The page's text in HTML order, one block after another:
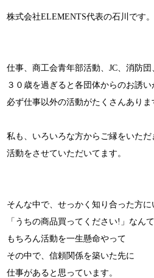
株式会社ELEMENTS代表の石川です。
仕事、商工会青年部活動、JC、消防団
３０歳を過ぎると各団体からのお誘い
必ず仕事以外の活動がたくさんありま
私も、いろいろな方からご縁をいただ
活動をさせていただいてます。
そんな中で、せっかく知り合った方に
「うちの商品買ってください!」なん
もちろん活動を一生懸命やって
その中で、信頼関係を築いた先に
仕事があると思っています。